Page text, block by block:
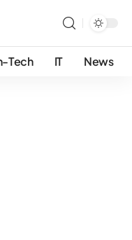
Tech IT News